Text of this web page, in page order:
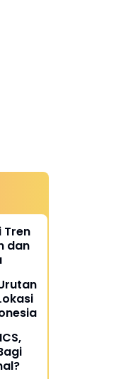
Tren
dan